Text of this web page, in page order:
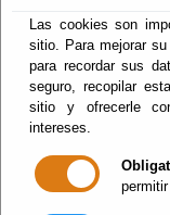
Las cookies son
sitio. Para mejorar
para recordar sus
seguro, recopilar
sitio y ofrecerle
intereses.